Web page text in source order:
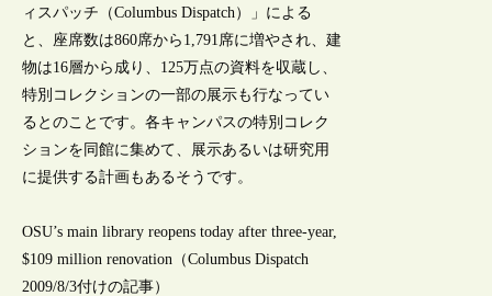
ィスパッチ（Columbus Dispatch）」による
と、座席数は860席から1,791席に増やされ、建
物は16層から成り、125万点の資料を収蔵し、
特別コレクションの一部の展示も行なってい
るとのことです。各キャンパスの特別コレク
ションを同館に集めて、展示あるいは研究用
に提供する計画もあるそうです。
OSU’s main library reopens today after three-year,
$109 million renovation（Columbus Dispatch
2009/8/3付けの記事）